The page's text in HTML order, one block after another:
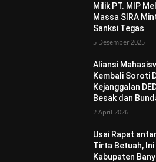
Milik PT. MIP
Massa SIRA
Sanksi Tegas
5 Desember 2025
Aliansi
Kembali Soroti
Kejanggalan
Besak dan
2 April 2026
Usai Rapat
Tirta Betuah,
Kabupaten